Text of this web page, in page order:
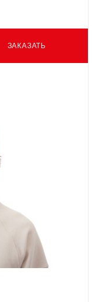
ЗАКАЗАТЬ